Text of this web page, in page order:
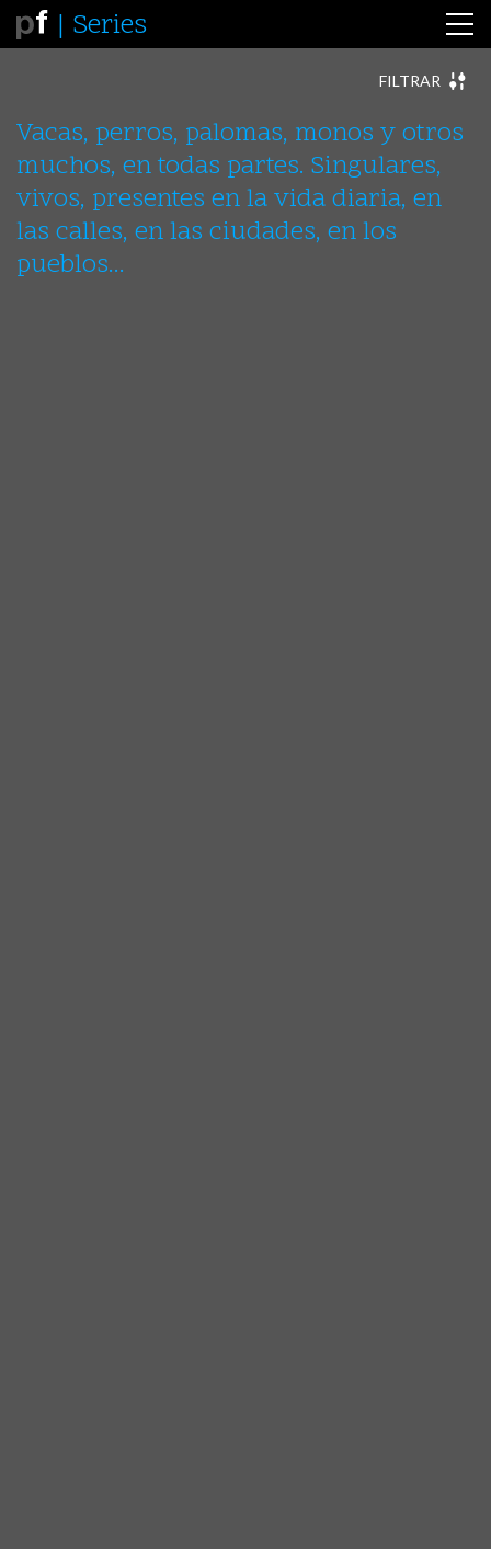
Series
FILTRAR
ANIMALES
ARTE
AUREAS
CERTIDUMBRES CIUDADES
ESTATUAS
FIN
FOTORREALISMOS INCERTIDUMBRES
INCIPIT
INTERLUDIOS LE FLÂNEUR
LOS OTROS
MAKING-OFF
MÉXICO MISCELANEA
MULTIPLES
NAUFRAGIOS
PERFORMANCE - FRACASAR
PERFORMANCE – ESCENIFICACIONES
Vacas, perros, palomas, monos y otros
muchos, en todas partes. Singulares,
vivos, presentes en la vida diaria, en
las calles, en las ciudades, en los
pueblos...